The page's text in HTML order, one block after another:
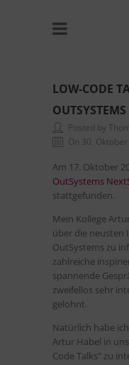
LOW-CODE
Posted by
On 30.
Am 17. Oktober
OutSystems
stattgefunden.
Mein Kollege
über die neusten
OutSystems zu
zahlreiche
spannende
zweifellos sehr
gelohnt.
Natürlich habe
Artur Habel in
Code Talks” zu